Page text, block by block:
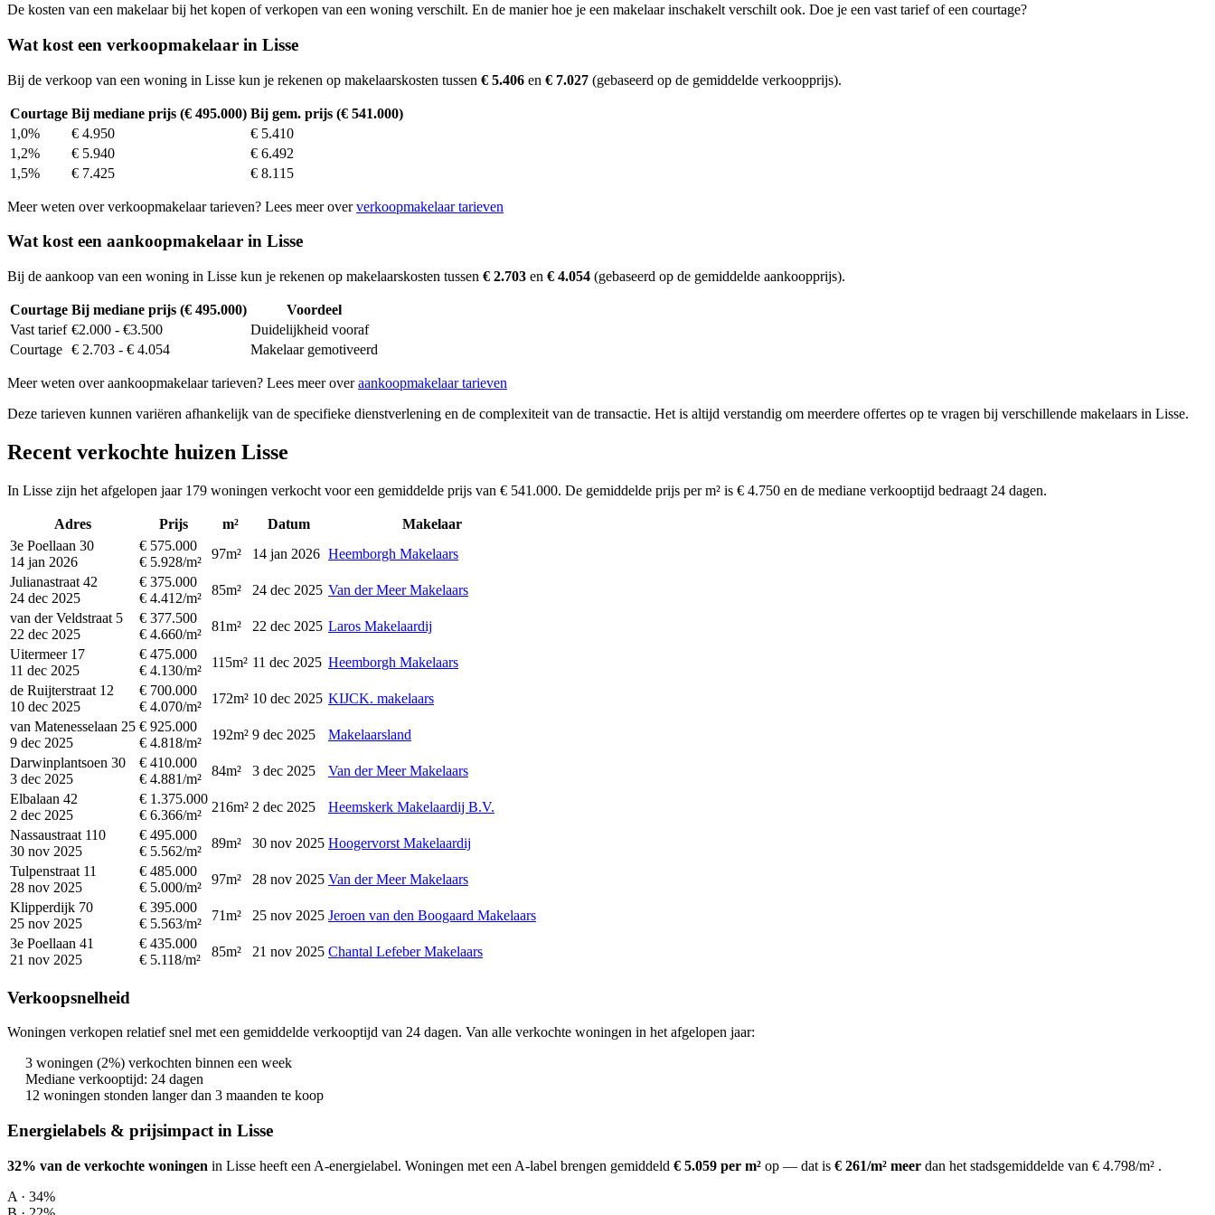
De kosten van een makelaar bij het kopen of verkopen van een woning verschilt. En de manier hoe je een makelaar inschakelt verschilt ook. Doe je een vast tarief of een courtage?
Wat kost een verkoopmakelaar in Lisse
Bij de verkoop van een woning in Lisse kun je rekenen op makelaarskosten tussen € 5.406 en € 7.027 (gebaseerd op de gemiddelde verkoopprijs).
Courtage Bij mediane prijs (€ 495.000) Bij gem. prijs (€ 541.000)
1,0%
€ 4.950
€ 5.410
1,2%
€ 5.940
€ 6.492
1,5%
€ 7.425 € 8.115
Meer weten over verkoopmakelaar tarieven? Lees meer oververkoopmakelaar tarieven
Wat kost een aankoopmakelaar in Lisse
Bij de aankoop van een woning in Lisse kun je rekenen op makelaarskosten tussen € 2.703 en € 4.054 (gebaseerd op de gemiddelde aankoopprijs).
Courtage Bij mediane prijs (€ 495.000)
Voordeel
Vast tarief €2.000 - €3.500
Duidelijkheid vooraf
Courtage € 2.703 - € 4.054 Makelaar gemotiveerd
Meer weten over aankoopmakelaar tarieven? Lees meer overaankoopmakelaar tarieven
Deze tarieven kunnen variëren afhankelijk van de specifieke dienstverlening en de complexiteit van de transactie. Het is altijd verstandig om meerdere offertes op te vragen bij verschillende makelaars in Lisse.
Recent verkochte huizen Lisse
In Lisse zijn het afgelopen jaar 179 woningen verkocht voor een gemiddelde prijs van € 541.000. De gemiddelde prijs per m² is € 4.750 en de mediane verkooptijd bedraagt 24 dagen.
Adres Prijs m² Datum
Makelaar
3e Poellaan 30
14 jan 2026
€ 575.000
€ 5.928/m²
97m² 14 jan 2026 Heemborgh Makelaars
Julianastraat 42
24 dec 2025
€ 375.000
€ 4.412/m²
85m² 24 dec 2025 Van der Meer Makelaars
van der Veldstraat 5
22 dec 2025
€ 377.500
€ 4.660/m²
81m² 22 dec 2025 Laros Makelaardij
Uitermeer 17
11 dec 2025
€ 475.000
€ 4.130/m²
115m² 11 dec 2025 Heemborgh Makelaars
de Ruijterstraat 12
10 dec 2025
€ 700.000
€ 4.070/m²
172m² 10 dec 2025 KIJCK. makelaars
van Matenesselaan 25
9 dec 2025
€ 925.000
€ 4.818/m²
192m² 9 dec 2025
Makelaarsland
Darwinplantsoen 30
3 dec 2025
€ 410.000
€ 4.881/m²
84m² 3 dec 2025
Van der Meer Makelaars
Elbalaan 42
2 dec 2025
€ 1.375.000
€ 6.366/m²
216m² 2 dec 2025
Heemskerk Makelaardij B.V.
Nassaustraat 110
30 nov 2025
€ 495.000
€ 5.562/m²
89m² 30 nov 2025 Hoogervorst Makelaardij
Tulpenstraat 11
28 nov 2025
€ 485.000
€ 5.000/m²
97m² 28 nov 2025 Van der Meer Makelaars
Klipperdijk 70
25 nov 2025
€ 395.000
€ 5.563/m²
71m² 25 nov 2025 Jeroen van den Boogaard Makelaars
3e Poellaan 41
21 nov 2025
€ 435.000
€ 5.118/m²
85m² 21 nov 2025 Chantal Lefeber Makelaars
Verkoopsnelheid
Woningen verkopen relatief snel met een gemiddelde verkooptijd van 24 dagen. Van alle verkochte woningen in het afgelopen jaar:
3 woningen (2%) verkochten binnen een week
Mediane verkooptijd: 24 dagen
12 woningen stonden langer dan 3 maanden te koop
Energielabels & prijsimpact in Lisse
32% van de verkochte woningen in Lisse heeft een A-energielabel. Woningen met een A-label brengen gemiddeld € 5.059 per m² op — dat is € 261/m² meer dan het stadsgemiddelde van € 4.798/m² .
A · 34%